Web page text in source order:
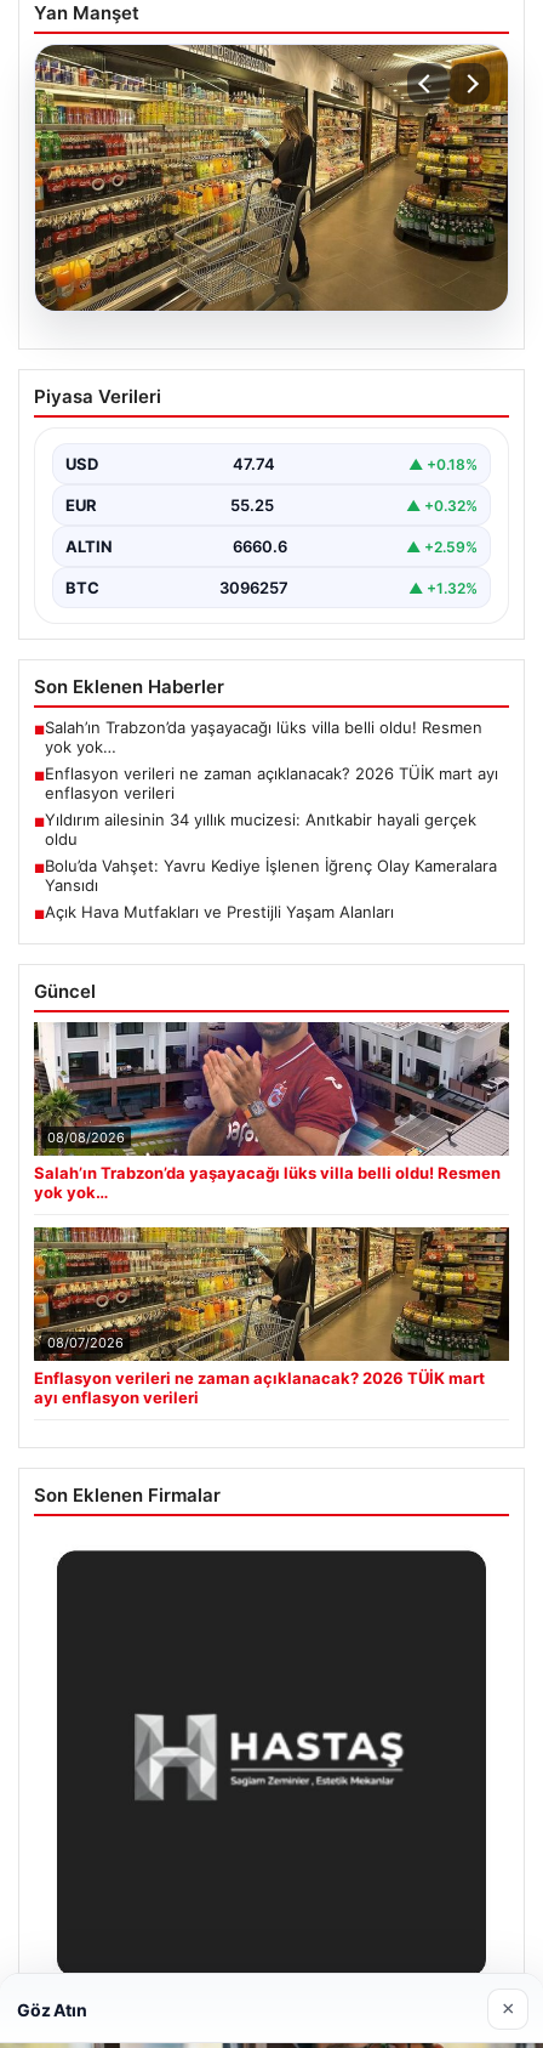
Yan Manşet
07.08.2026
Enflasyon verileri ne zaman
açıklanacak? 2026 TÜİK mart ayı
Piyasa Verileri
USD 47.74 ▲ +0.18%
EUR 55.25 ▲ +0.32%
ALTIN 6660.6 ▲ +2.59%
BTC 3096257 ▲ +1.32%
Son Eklenen Haberler
■Salah’ın Trabzon’da yaşayacağı lüks villa belli oldu! Resmen
yok yok…
■Enflasyon verileri ne zaman açıklanacak? 2026 TÜİK mart ayı
enflasyon verileri
■Yıldırım ailesinin 34 yıllık mucizesi: Anıtkabir hayali gerçek
oldu
■Bolu’da Vahşet: Yavru Kediye İşlenen İğrenç Olay Kameralara
Yansıdı
■Açık Hava Mutfakları ve Prestijli Yaşam Alanları
Güncel
08/08/2026
Salah’ın Trabzon’da yaşayacağı lüks villa belli oldu! Resmen
yok yok…
08/07/2026
Enflasyon verileri ne zaman açıklanacak? 2026 TÜİK mart
ayı enflasyon verileri
Son Eklenen Firmalar
Göz Atın ×